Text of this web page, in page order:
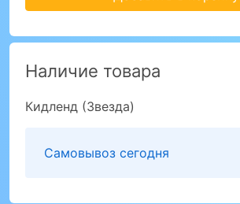
Наличие товара
Кидленд (Звезда)
Самовывоз сегодня